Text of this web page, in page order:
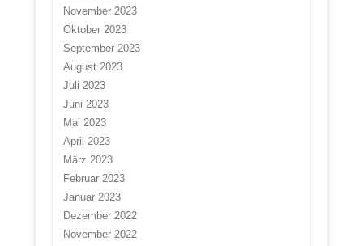
November 2023
Oktober 2023
September 2023
August 2023
Juli 2023
Juni 2023
Mai 2023
April 2023
März 2023
Februar 2023
Januar 2023
Dezember 2022
November 2022